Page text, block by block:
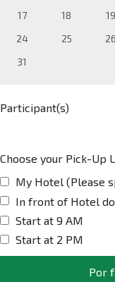
17
18 19
24
25 26
31
Participant(s)
Choose your Pick-Up
My Hotel (Please
In front of Hotel do
Start at 9 AM
Start at 2 PM
Por